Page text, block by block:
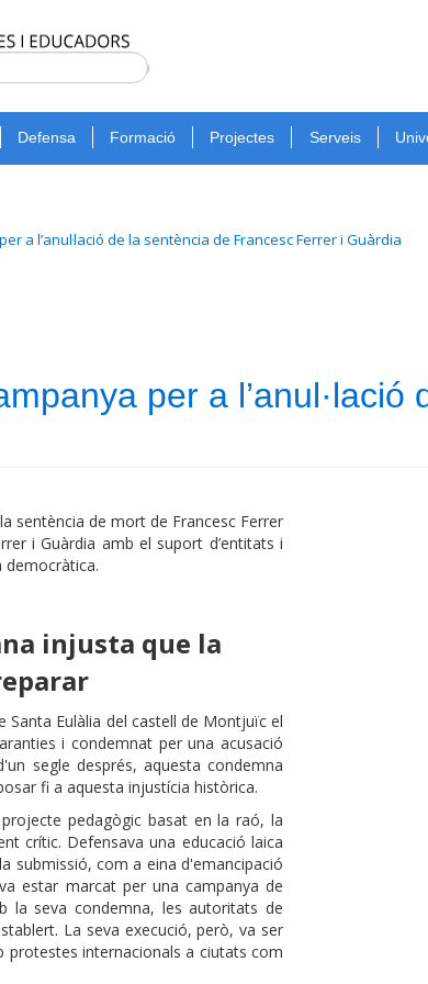
Type 2 or
for
results.
Cerca
Defensa Formació Projectes Serveis
a l’anul·lació de la sentència de Francesc Ferrer i Guàrdia
per a
la sentència de mort de Francesc Ferrer
i Guàrdia amb el suport d’entitats i
injusta que la
Santa Eulàlia del castell de Montjuïc el
i condemnat per una acusació
segle després, aquesta condemna
fi a aquesta injustícia històrica.
pedagògic basat en la raó, la
crític. Defensava una educació laica
submissió, com a eina d'emancipació
estar marcat per una campanya de
la seva condemna, les autoritats de
La seva execució, però, va ser
protestes internacionals a ciutats com